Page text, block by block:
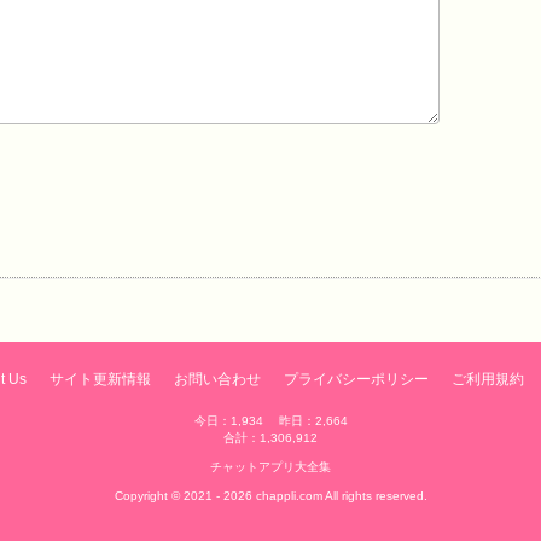
Us サイト更新情報 お問い合わせ プライバシーポリシー ご利用規約
今日：1,934 昨日：2,664
合計：1,306,912
チャットアプリ大全集
Copyright © 2021 - 2026 chappli.com All rights reserved.